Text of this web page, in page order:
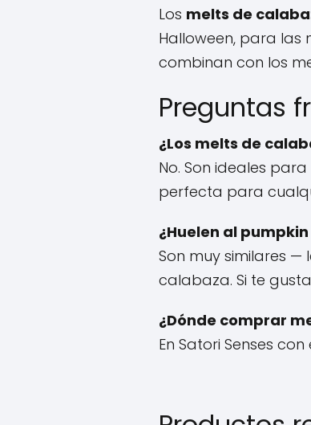
Los melts de
Halloween, para las
combinan con los
Preguntas
¿Los melts de
No. Son ideales
perfecta para
¿Huelen al
Son muy similares
calabaza. Si te
¿Dónde comprar
En Satori Senses